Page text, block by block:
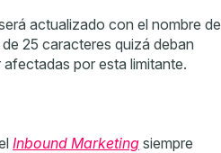
actualizado con el nombre de
25 caracteres quizá deban
por esta limitante.
Inbound Marketing siempre